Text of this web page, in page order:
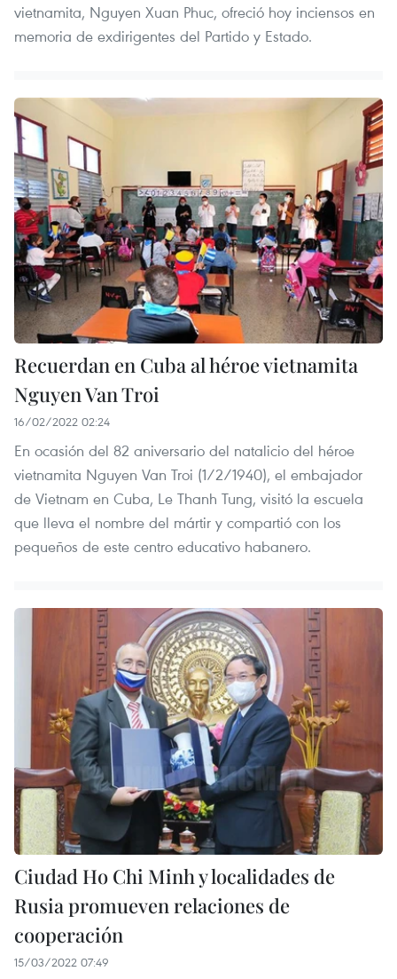
vietnamita, Nguyen Xuan Phuc, ofreció hoy inciensos en
memoria de exdirigentes del Partido y Estado.
Recuerdan en Cuba al héroe vietnamita
Nguyen Van Troi
16/02/2022 02:24
En ocasión del 82 aniversario del natalicio del héroe
vietnamita Nguyen Van Troi (1/2/1940), el embajador
de Vietnam en Cuba, Le Thanh Tung, visitó la escuela
que lleva el nombre del mártir y compartió con los
pequeños de este centro educativo habanero.
Ciudad Ho Chi Minh y localidades de
Rusia promueven relaciones de
cooperación
15/03/2022 07:49